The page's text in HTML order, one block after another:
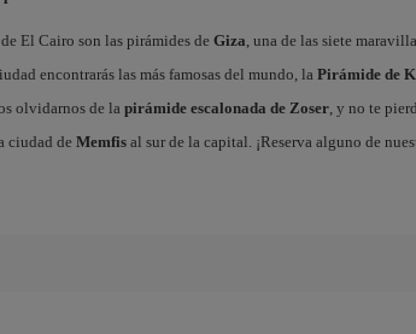
El Cairo son las pirámides de Giza, una de las siete
encontrarás las más famosas del mundo, la Pirámide de
olvidarnos de lapirámide escalonada de Zoser, y no te
ciudad de Memfisal sur de la capital. ¡Reserva alguno de